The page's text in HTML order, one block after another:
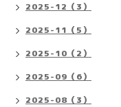
2025-12（3）
2025-11（5）
2025-10（2）
2025-09（6）
2025-08（3）